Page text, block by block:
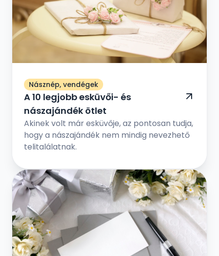
időszak lezárását és az új időszak
megkezdését.
Násznép, vendégek
A 10 legjobb esküvői- és
nászajándék ötlet
Akinek volt már esküvője, az pontosan tudja,
hogy a nászajándék nem mindig nevezhető
telitalálatnak.